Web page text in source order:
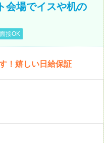
会場でイスや机の
接OK
！嬉しい日給保証